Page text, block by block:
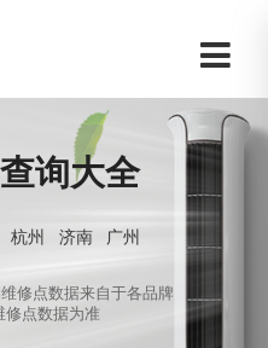
询大全
杭州 济南
广州
修点数据来自于各品牌
修点数据为准